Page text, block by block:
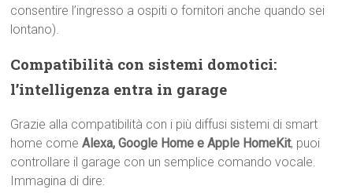
consentire l’ingresso a ospiti o fornitori anche quando sei
lontano).
Compatibilità con sistemi domotici:
l’intelligenza entra in garage
Grazie alla compatibilità con i più diffusi sistemi di smart
home comeAlexa, Google Home e Apple HomeKit, puoi
controllare il garage con un semplice comando vocale.
Immagina di dire: